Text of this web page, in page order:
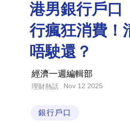
港男銀行戶口
行瘋狂消費！
唔駛還？
經濟一週編輯部
理財熱話 Nov 12 2025
銀行戶口